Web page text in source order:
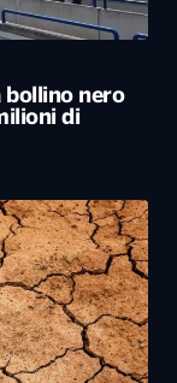
bollino nero
di